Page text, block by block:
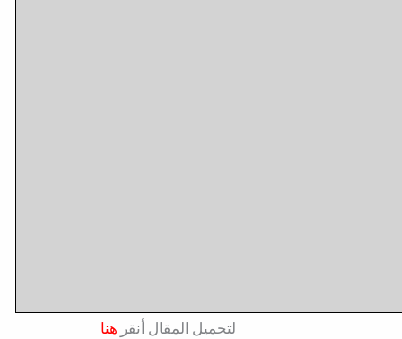
لتحميل المقال أنقر هنا